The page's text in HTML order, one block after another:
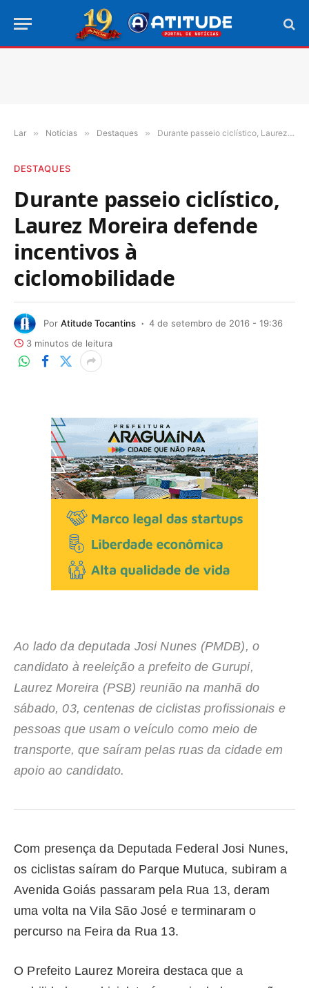
Lar » Notícias » Destaques » Durante passeio ciclístico, Laurez Moreira defende incentivos à ciclomobilidade
DESTAQUES
Durante passeio ciclístico,
Laurez Moreira defende
incentivos à
ciclomobilidade
Por Atitude Tocantins
4 de setembro de 2016 - 19:36
3 minutos de leitura
Ao lado da deputada Josi Nunes (PMDB), o
candidato à reeleição a prefeito de Gurupi,
Laurez Moreira (PSB) reunião na manhã do
sábado, 03, centenas de ciclistas profissionais e
pessoas que usam o veículo como meio de
transporte, que saíram pelas ruas da cidade em
apoio ao candidato.
Com presença da Deputada Federal Josi Nunes,
os ciclistas saíram do Parque Mutuca, subiram a
Avenida Goiás passaram pela Rua 13, deram
uma volta na Vila São José e terminaram o
percurso na Feira da Rua 13.
O Prefeito Laurez Moreira destaca que a